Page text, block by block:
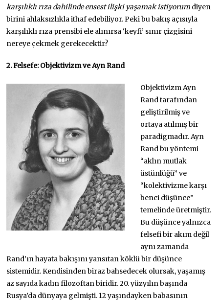
karşılıklı rıza dahilinde ensest ilişki yaşamak istiyorum diyen
birini ahlaksızlıkla ithaf edebiliyor. Peki bu bakış açısıyla
karşılıklı rıza prensibi ele alınırsa ‘keyfi’ sınır çizgisini
nereye çekmek gerekecektir?
2. Felsefe: Objektivizm ve Ayn Rand
Objektivizm Ayn
Rand tarafından
geliştirilmiş ve
ortaya atılmış bir
paradigmadır. Ayn
Rand bu yöntemi
“aklın mutlak
üstünlüğü” ve
“kolektivizme karşı
benci düşünce”
temelinde üretmiştir.
Bu düşünce yalnızca
felsefi bir akım değil
aynı zamanda
Rand’ın hayata bakışını yansıtan köklü bir düşünce
sistemidir. Kendisinden biraz bahsedecek olursak, yaşamış
az sayıda kadın filozoftan biridir. 20. yüzyılın başında
Rusya’da dünyaya gelmişti. 12 yaşındayken babasının